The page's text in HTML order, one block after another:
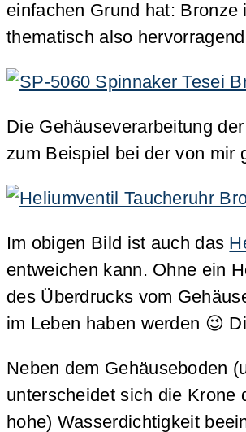
einfachen Grund hat:
thematisch also
Die Gehäuseverarbeitung
zum Beispiel bei der von mir
Im obigen Bild ist auch das
entweichen kann. Ohne ein
des Überdrucks vom
im Leben haben werden 😉
Neben dem Gehäuseboden
unterscheidet sich die Krone
hohe) Wasserdichtigkeit